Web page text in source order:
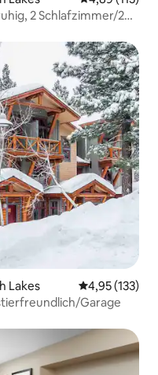
2 Schlafzimmer/2
Lakes
4,95 (133)
Garage